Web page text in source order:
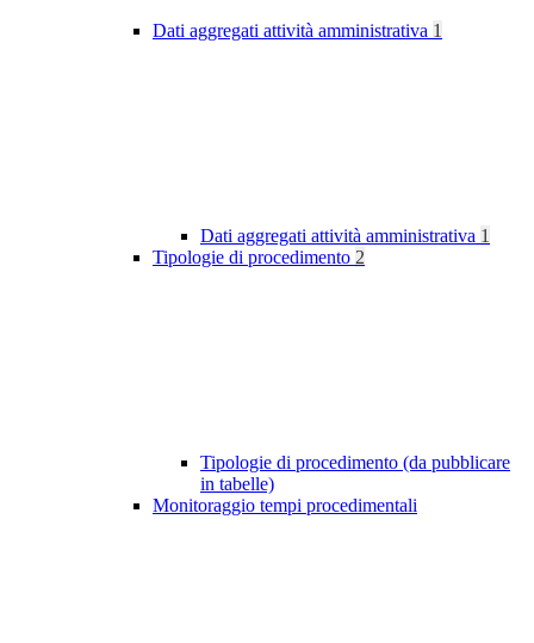
Dati aggregati attività amministrativa 1
Dati aggregati attività amministrativa 1
Tipologie di procedimento 2
Tipologie di procedimento (da pubblicare
in tabelle)
Monitoraggio tempi procedimentali